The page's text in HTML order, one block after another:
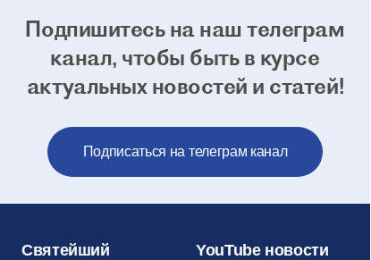
Подпишитесь на наш телеграм
канал, чтобы быть в курсе
актуальных новостей и статей!
Подписаться на телеграм канал
Святейший
YouTube новости